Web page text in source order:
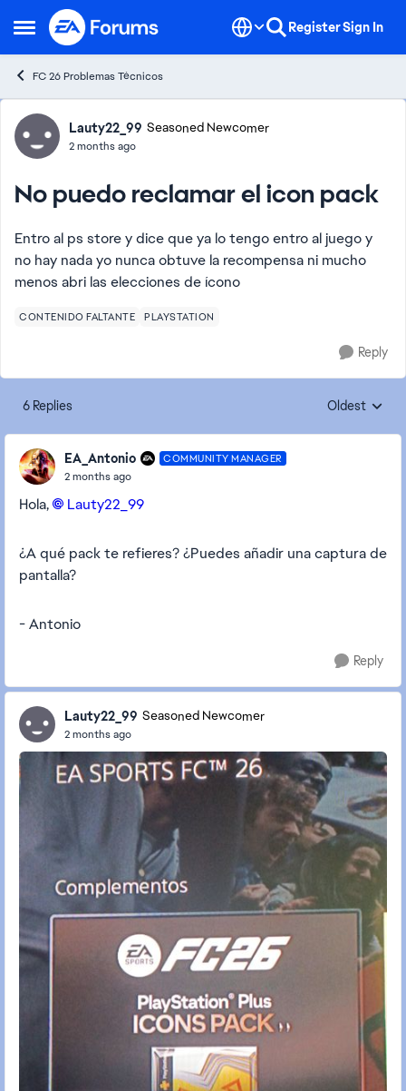
Open Side Menu
Skip to content RegisterSign In
FC 26 Problemas Técnicos
Forum Discussion
Lauty22_99 Seasoned Newcomer
2 months ago
No puedo reclamar el icon pack
Entro al ps store y dice que ya lo tengo entro al juego y
no hay nada yo nunca obtuve la recompensa ni mucho
menos abri las elecciones de ícono
CONTENIDO FALTANTE PLAYSTATION
Reply
6 Replies Replies
Oldest
EA_Antonio COMMUNITY MANAGER
2 months ago
Hola, Lauty22_99​
¿A qué pack te refieres? ¿Puedes añadir una captura de
pantalla?
- Antonio
Reply
Lauty22_99 Seasoned Newcomer
2 months ago